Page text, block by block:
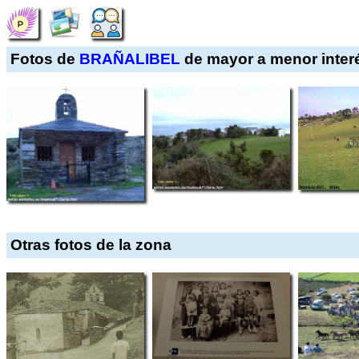
Fotos de BRAÑALIBEL de mayor a menor
Otras fotos de la zona